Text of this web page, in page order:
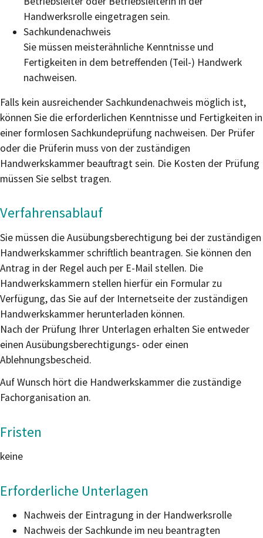
Handwerksrolle eingetragen sein.
Sachkundenachweis
Sie müssen meisterähnliche Kenntnisse und
Fertigkeiten in dem betreffenden (Teil-) Handwerk
nachweisen.
Falls kein ausreichender Sachkundenachweis möglich ist,
können Sie die erforderlichen Kenntnisse und Fertigkeiten in
einer formlosen Sachkundeprüfung nachweisen. Der Prüfer
oder die Prüferin muss von der zuständigen
Handwerkskammer beauftragt sein. Die Kosten der Prüfung
müssen Sie selbst tragen.
Verfahrensablauf
Sie müssen die Ausübungsberechtigung bei der zuständigen
Handwerkskammer schriftlich beantragen. Sie können den
Antrag in der Regel auch per E-Mail stellen. Die
Handwerkskammern stellen hierfür ein Formular zu
Verfügung, das Sie auf der Internetseite der zuständigen
Handwerkskammer herunterladen können.
Nach der Prüfung Ihrer Unterlagen erhalten Sie entweder
einen Ausübungsberechtigungs- oder einen
Ablehnungsbescheid.
Auf Wunsch hört die Handwerkskammer die zuständige
Fachorganisation an.
Fristen
keine
Erforderliche Unterlagen
Nachweis der Eintragung in der Handwerksrolle
Nachweis der Sachkunde im neu beantragten